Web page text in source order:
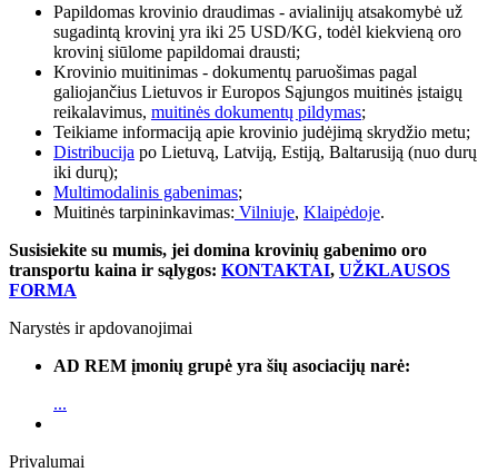
Papildomas krovinio draudimas - avialinijų atsakomybė už
sugadintą krovinį yra iki 25 USD/KG, todėl kiekvieną oro
krovinį siūlome papildomai drausti;
Krovinio muitinimas - dokumentų paruošimas pagal
galiojančius Lietuvos ir Europos Sąjungos muitinės įstaigų
reikalavimus, muitinės dokumentų pildymas;
Teikiame informaciją apie krovinio judėjimą skrydžio metu;
Distribucija po Lietuvą, Latviją, Estiją, Baltarusiją (nuo durų
iki durų);
Multimodalinis gabenimas;
Muitinės tarpininkavimas: Vilniuje, Klaipėdoje.
Susisiekite su mumis, jei domina krovinių gabenimo oro
transportu kaina ir sąlygos: KONTAKTAI, UŽKLAUSOS
FORMA
Narystės ir apdovanojimai
AD REM įmonių grupė yra šių asociacijų narė:
...
Privalumai